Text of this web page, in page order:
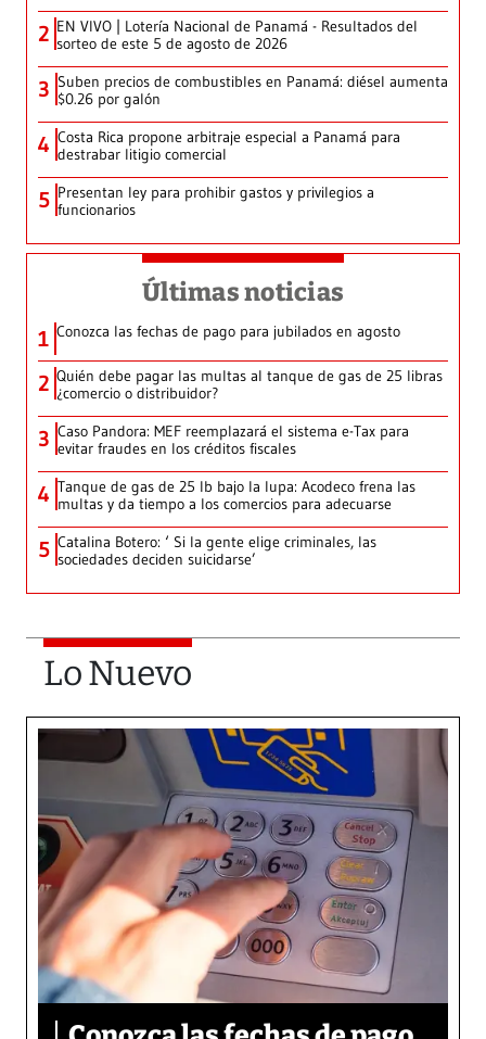
2 EN VIVO | Lotería Nacional de Panamá - Resultados del
sorteo de este 5 de agosto de 2026
3 Suben precios de combustibles en Panamá: diésel aumenta
$0.26 por galón
4 Costa Rica propone arbitraje especial a Panamá para
destrabar litigio comercial
5 Presentan ley para prohibir gastos y privilegios a
funcionarios
Últimas noticias
1 Conozca las fechas de pago para jubilados en agosto
2 Quién debe pagar las multas al tanque de gas de 25 libras
¿comercio o distribuidor?
3 Caso Pandora: MEF reemplazará el sistema e-Tax para
evitar fraudes en los créditos fiscales
4 Tanque de gas de 25 lb bajo la lupa: Acodeco frena las
multas y da tiempo a los comercios para adecuarse
5 Catalina Botero: ‘ Si la gente elige criminales, las
sociedades deciden suicidarse’
Lo Nuevo